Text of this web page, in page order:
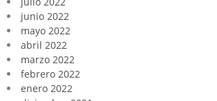
junio 2022
mayo 2022
abril 2022
marzo 2022
febrero 2022
enero 2022